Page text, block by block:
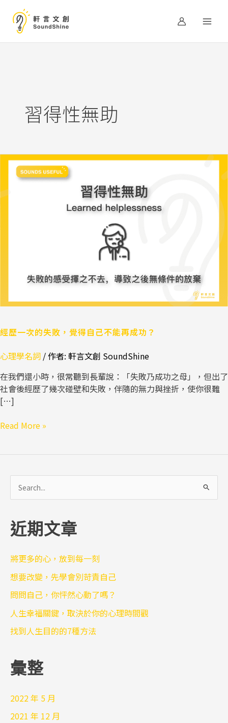
要
習得性無助
經歷一次的失敗，覺得自己不能再成功？
心理學名詞 / 作者: 軒言文創 SoundShine
在我們還小時，很常聽到長輩說：「失敗乃成功之母」，但出了
社會後經歷了幾次碰壁和失敗，伴隨的無力與挫折，使你很難
[…]
經
歷
次
能
成
Read More »
尋
鍵
:
近期文章
將更多的心，放到每一刻
想要改變，先學會別苛責自己
問問自己，你怦然心動了嗎？
人生幸福關鍵，取決於你的心理時間觀
找到人生目的的7種方法
彙整
2022 年 5 月
2021 年 12 月